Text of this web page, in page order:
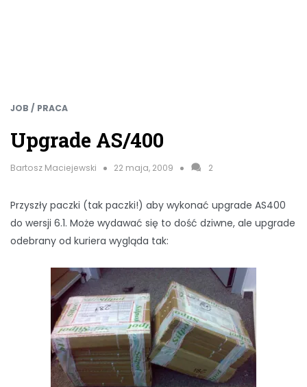
JOB / PRACA
Upgrade AS/400
Bartosz Maciejewski 22 maja, 2009 2
Przyszły paczki (tak paczki!) aby wykonać upgrade AS400
do wersji 6.1. Może wydawać się to dość dziwne, ale upgrade
odebrany od kuriera wygląda tak: